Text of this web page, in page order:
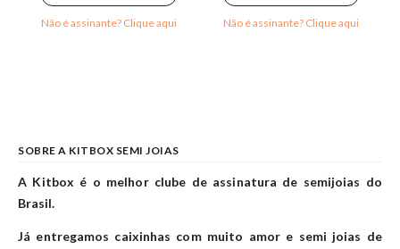
Não é assinante? Clique aqui Não é assinante? Clique aqui
SOBRE A KITBOX SEMI JOIAS
A Kitbox é o melhor clube de assinatura de semijoias do
Brasil.
Já entregamos caixinhas com muito amor e semi joias de